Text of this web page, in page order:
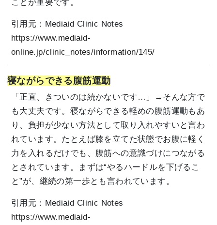
ことが重要です。
引用元： Mediaid Clinic Notes
https://www.mediaid-
online.jp/clinic_notes/information/145/
寝ながらできる腹筋運動
「正直、きついのは続かないです…」→そんな方で
も大丈夫です。寝ながらできる軽めの腹筋運動もあ
り、負担が少ない方法として取り入れやすいと言わ
れています。たとえば膝を立てた状態でお腹に軽く
力を入れるだけでも、腹筋への意識づけにつながる
とされています。まずは“やるハードルを下げるこ
と”が、継続の第一歩とも言われています。
引用元： Mediaid Clinic Notes
https://www.mediaid-